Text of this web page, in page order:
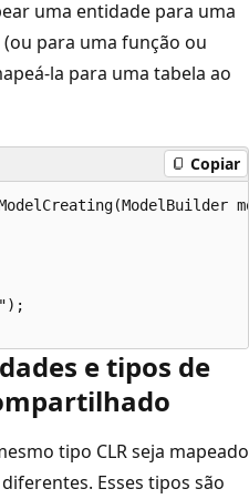
uma entidade para uma
para uma função ou
la para uma tabela ao
Copiar
e tipos de
tipo CLR seja mapeado
Esses tipos são